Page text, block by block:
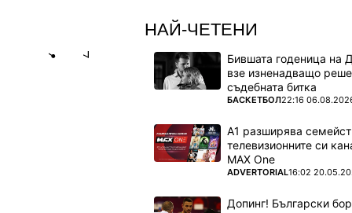
НАЙ-ЧЕТЕНИ
Бившата годеница на
взе изненадващо
съдебната битка
ПОВЕЧЕ ОТ
БАСКЕТБОЛ22:16
А1 разширява
телевизионните си
MAX One
ПОВЕЧЕ ОТ
ADVERTORIAL16:02
Допинг! Български